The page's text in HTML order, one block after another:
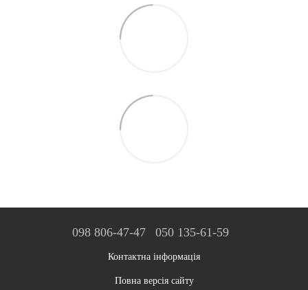
098 806-47-47 050 135-61-59
Контактна інформація
Повна версія сайту